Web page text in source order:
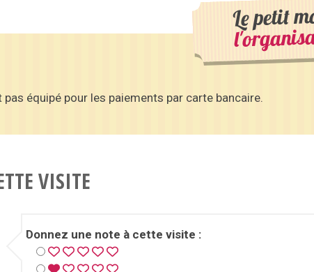
Le petit
pas équipé pour les paiements par carte bancaire.
VISITE
Donnez une note à cette visite :